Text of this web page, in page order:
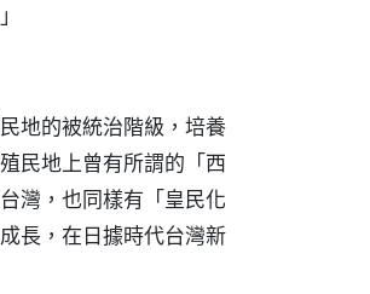
地的被統治階級，培養
民地上曾有所謂的「西
灣，也同樣有「皇民化
長，在日據時代台灣新